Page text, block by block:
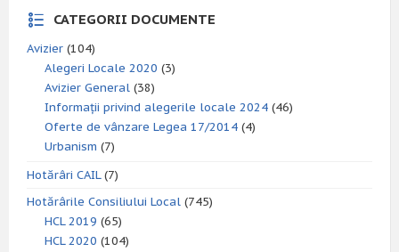
CATEGORII DOCUMENTE
Avizier (104)
Alegeri Locale 2020 (3)
Avizier General (38)
Informații privind alegerile locale 2024 (46)
Oferte de vânzare Legea 17/2014 (4)
Urbanism (7)
Hotărâri CAIL(7)
Hotărârile Consiliului Local (745)
HCL 2019 (65)
HCL 2020 (104)